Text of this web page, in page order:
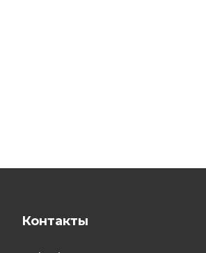
Контакты